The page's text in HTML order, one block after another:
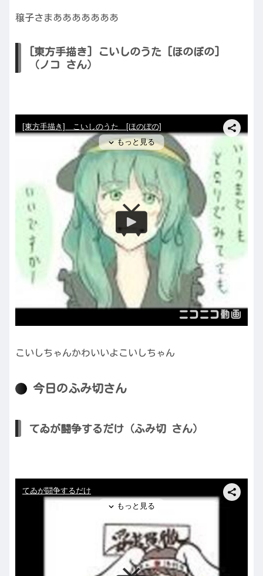
穣子さまあああああああ
[東方手描き] こいしのうた [ほのぼの]
（ノコ さん）
こいしちゃんかわいいよこいしちゃん
今日のふみ切さん
てゐが闘争するだけ（ふみ切 さん）